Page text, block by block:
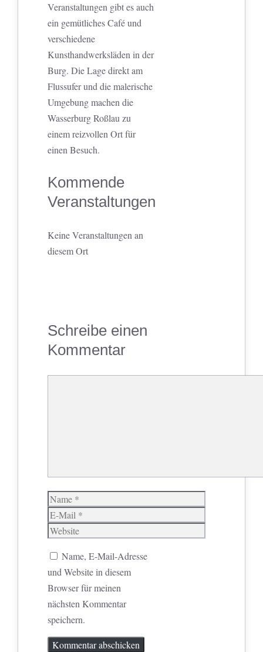
Veranstaltungen gibt es auch
ein gemütliches Café und
verschiedene
Kunsthandwerksläden in der
Burg. Die Lage direkt am
Flussufer und die malerische
Umgebung machen die
Wasserburg Roßlau zu
einem reizvollen Ort für
einen Besuch.
Kommende
Veranstaltungen
Keine Veranstaltungen an
diesem Ort
Schreibe einen
Kommentar
Name
E-
Mail
Website
Name, E-Mail-Adresse
und Website in diesem
Browser für meinen
nächsten Kommentar
speichern.